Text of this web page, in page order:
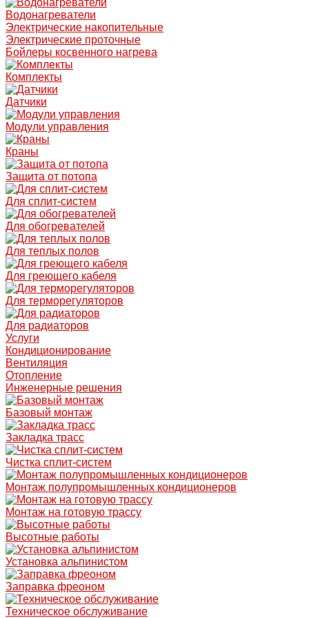
Водонагреватели
Электрические накопительные
Электрические проточные
Бойлеры косвенного нагрева
Комплекты
Датчики
Модули управления
Краны
Защита от потопа
Для сплит-систем
Для обогревателей
Для теплых полов
Для греющего кабеля
Для терморегуляторов
Для радиаторов
Услуги
Кондиционирование
Вентиляция
Отопление
Инженерные решения
Базовый монтаж
Закладка трасс
Чистка сплит-систем
Монтаж полупромышленных кондиционеров
Монтаж на готовую трассу
Высотные работы
Установка альпинистом
Заправка фреоном
Техническое обслуживание